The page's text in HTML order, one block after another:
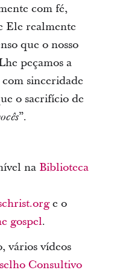
com fé,
Ele realmente
que o nosso
peçamos a
sinceridade
o sacrifício de
”.
na Biblioteca
e o
gospel.
vários vídeos
Consultivo